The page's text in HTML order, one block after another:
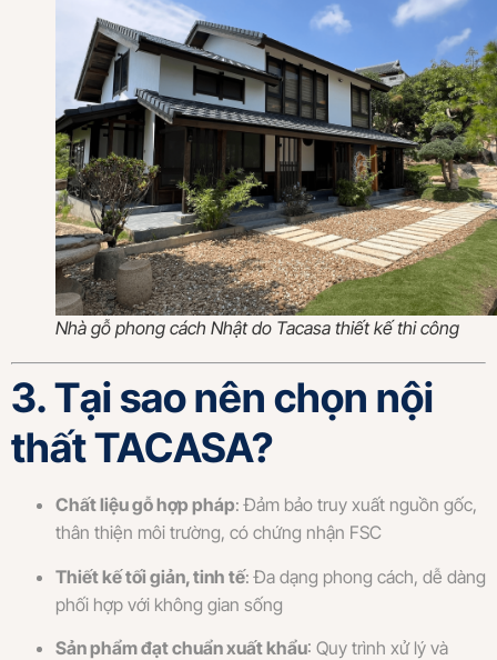
Nhà gỗ phong cách Nhật do Tacasa thiết kế thi công
3. Tại sao nên chọn nội
thất TACASA?
Chất liệu gỗ hợp pháp: Đảm bảo truy xuất nguồn gốc,
thân thiện môi trường, có chứng nhận FSC
Thiết kế tối giản, tinh tế: Đa dạng phong cách, dễ dàng
phối hợp với không gian sống
Sản phẩm đạt chuẩn xuất khẩu: Quy trình xử lý và